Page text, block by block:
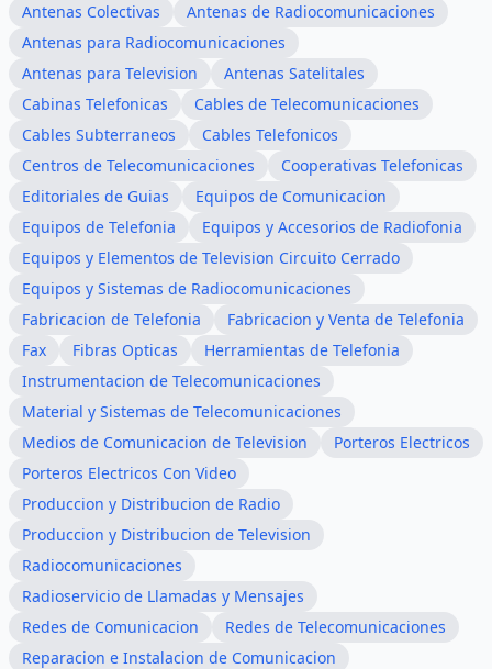
Antenas Colectivas
Antenas de Radiocomunicaciones
Antenas para Radiocomunicaciones
Antenas para Television
Antenas Satelitales
Cabinas Telefonicas
Cables de Telecomunicaciones
Cables Subterraneos
Cables Telefonicos
Centros de Telecomunicaciones
Cooperativas Telefonicas
Editoriales de Guias
Equipos de Comunicacion
Equipos de Telefonia
Equipos y Accesorios de Radiofonia
Equipos y Elementos de Television Circuito Cerrado
Equipos y Sistemas de Radiocomunicaciones
Fabricacion de Telefonia
Fabricacion y Venta de Telefonia
Fax
Fibras Opticas
Herramientas de Telefonia
Instrumentacion de Telecomunicaciones
Material y Sistemas de Telecomunicaciones
Medios de Comunicacion de Television
Porteros Electricos
Porteros Electricos Con Video
Produccion y Distribucion de Radio
Produccion y Distribucion de Television
Radiocomunicaciones
Radioservicio de Llamadas y Mensajes
Redes de Comunicacion
Redes de Telecomunicaciones
Reparacion e Instalacion de Comunicacion